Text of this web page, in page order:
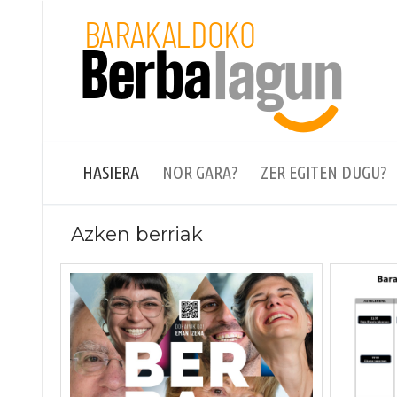
content
HASIERA NOR GARA? ZER EGITEN DUGU?
Azken berriak